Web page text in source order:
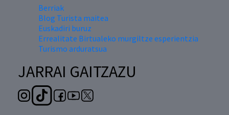
Berriak
Blog Turista maitea
Euskadiri buruz
Errealitate Birtualeko murgiltze esperientzia
Turismo arduratsua
JARRAI GAITZAZU